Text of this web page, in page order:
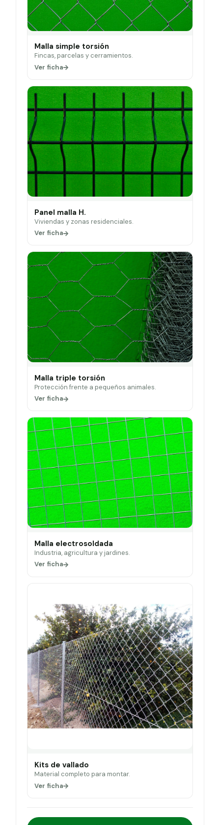
Malla simple torsión
Fincas, parcelas y cerramientos.
Ver ficha
Panel malla H.
Viviendas y zonas residenciales.
Ver ficha
Malla triple torsión
Protección frente a pequeños animales.
Ver ficha
Malla electrosoldada
Industria, agricultura y jardines.
Ver ficha
Kits de vallado
Material completo para montar.
Ver ficha